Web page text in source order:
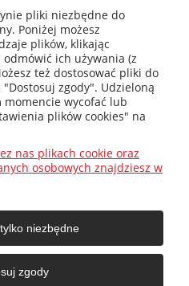
419 01 20
415 31 65
konto
pliki niezbędne do
Poniżej możesz
plików, klikając
ich używania (z
też dostosować pliki do
zgody". Udzieloną
momencie wycofać lub
plików cookies" na
nas plikach cookie oraz
osobowych znajdziesz w
niezbędne
zgody